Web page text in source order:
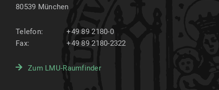
80539 München
Telefon:
+49 89 2180-0
Fax:
+49 89 2180-2322
Zum LMU-Raumfinder